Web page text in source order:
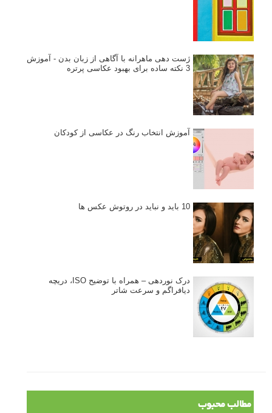
ژست دهی ماهرانه با آگاهی از زبان بدن - آموزش
3 نکته ساده برای بهبود عکاسی پرتره
آموزش انتخاب رنگ در عکاسی از کودکان
10 باید و نباید در روتوش عکس ها
درک نوردهی – همراه با توضیح ISO، دریچه
دیافراگم و سرعت شاتر
مطالب محبوب